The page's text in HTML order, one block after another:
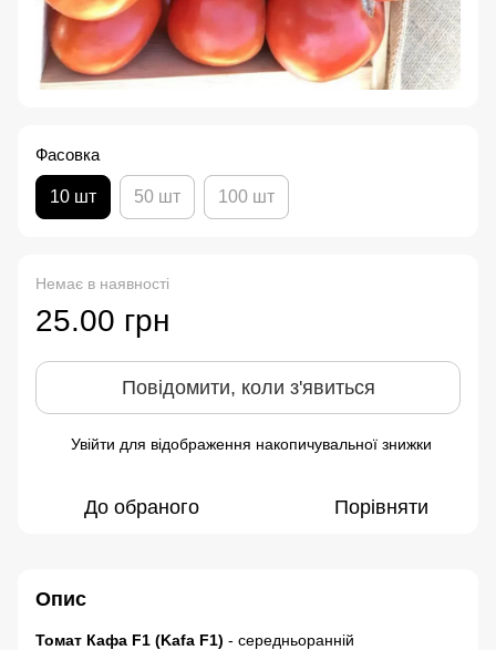
Фасовка
10 шт 50 шт 100 шт
Немає в наявності
25.00 грн
Повідомити, коли з'явиться
Увійти для відображення накопичувальної знижки
До обраного Порівняти
Опис
Томат Кафа F1 (Kafa F1) - cередньоранній